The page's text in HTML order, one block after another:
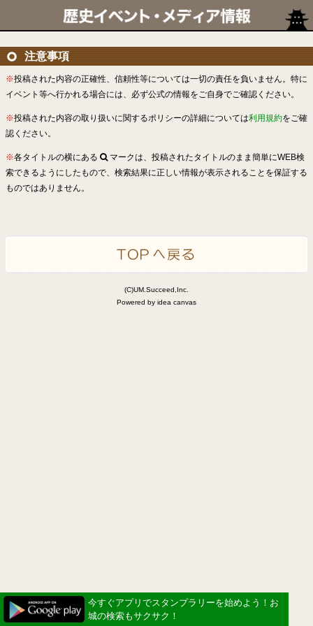
注意事項
※投稿された内容の正確性、信頼性等については一切の責任を負いません。特に
イベント等へ行かれる場合には、必ず公式の情報をご自身でご確認ください。
※投稿された内容の取り扱いに関するポリシーの詳細については利用規約をご確
認ください。
※各タイトルの横にある
マークは、投稿されたタイトルのまま簡単にWEB検
索できるようにしたもので、検索結果に正しい情報が表示されることを保証する
ものではありません。
(C)UM.Succeed,Inc.
Powered by idea canvas
今すぐアプリでスタンプラリーを始めよう！お
城の検索もサクサク！